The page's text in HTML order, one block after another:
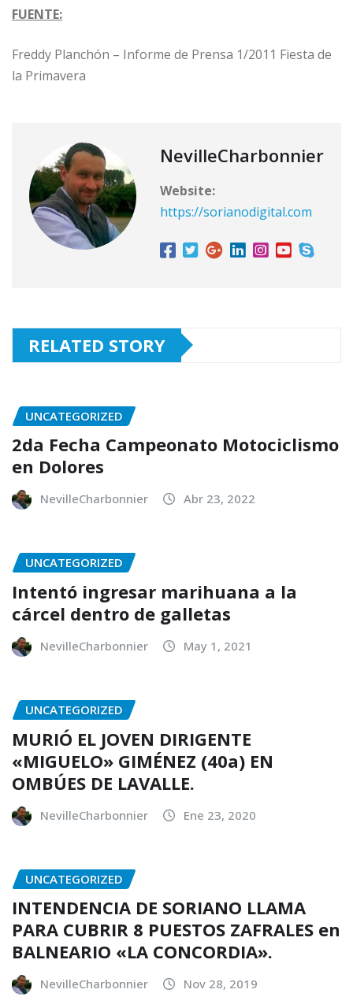
FUENTE:
Freddy Planchón – Informe de Prensa 1/2011 Fiesta de
la Primavera
NevilleCharbonnier
Website:
https://sorianodigital.com
RELATED STORY
UNCATEGORIZED
2da Fecha Campeonato Motociclismo
en Dolores
NevilleCharbonnier Abr 23, 2022
UNCATEGORIZED
Intentó ingresar marihuana a la
cárcel dentro de galletas
NevilleCharbonnier May 1, 2021
UNCATEGORIZED
MURIÓ EL JOVEN DIRIGENTE
«MIGUELO» GIMÉNEZ (40a) EN
OMBÚES DE LAVALLE.
NevilleCharbonnier Ene 23, 2020
UNCATEGORIZED
INTENDENCIA DE SORIANO LLAMA
PARA CUBRIR 8 PUESTOS ZAFRALES en
BALNEARIO «LA CONCORDIA».
NevilleCharbonnier Nov 28, 2019